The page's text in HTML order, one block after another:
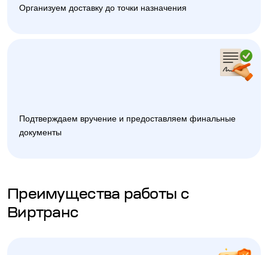
Организуем доставку до точки назначения
Подтверждаем вручение и предоставляем финальные
документы
Преимущества работы с
Виртранс